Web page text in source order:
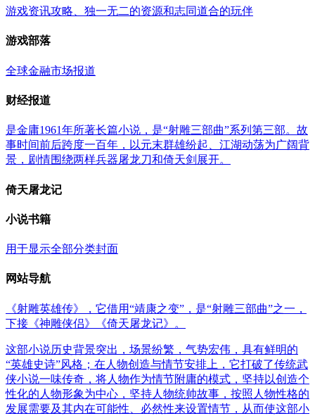
游戏资讯攻略、独一无二的资源和志同道合的玩伴
游戏部落
全球金融市场报道
财经报道
是金庸1961年所著长篇小说，是“射雕三部曲”系列第三部。故
事时间前后跨度一百年，以元末群雄纷起、江湖动荡为广阔背
景，剧情围绕两样兵器屠龙刀和倚天剑展开。
倚天屠龙记
小说书籍
用于显示全部分类封面
网站导航
《射雕英雄传》，它借用“靖康之变”，是“射雕三部曲”之一，
下接《神雕侠侣》《倚天屠龙记》。
这部小说历史背景突出，场景纷繁，气势宏伟，具有鲜明的
“英雄史诗”风格；在人物创造与情节安排上，它打破了传统武
侠小说一味传奇，将人物作为情节附庸的模式，坚持以创造个
性化的人物形象为中心，坚持人物统帅故事，按照人物性格的
发展需要及其内在可能性、必然性来设置情节，从而使这部小